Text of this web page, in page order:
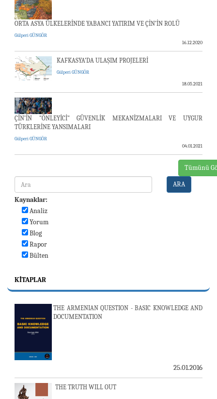
ORTA ASYA ÜLKELERİNDE YABANCI YATIRIM VE ÇİN’İN ROLÜ
Gülperi GÜNGÖR
16.12.2020
KAFKASYA’DA ULAŞIM PROJELERİ
Gülperi GÜNGÖR
18.05.2021
ÇİN’İN "ÖNLEYİCİ" GÜVENLİK MEKANİZMALARI VE UYGUR
TÜRKLERİNE YANSIMALARI
Gülperi GÜNGÖR
04.01.2021
Tümünü
ARA
Kaynaklar:
Analiz
Yorum
Blog
Rapor
Bülten
KITAPLAR
THE ARMENIAN QUESTION - BASIC KNOWLEDGE AND
DOCUMENTATION
25.01.2016
THE TRUTH WILL OUT